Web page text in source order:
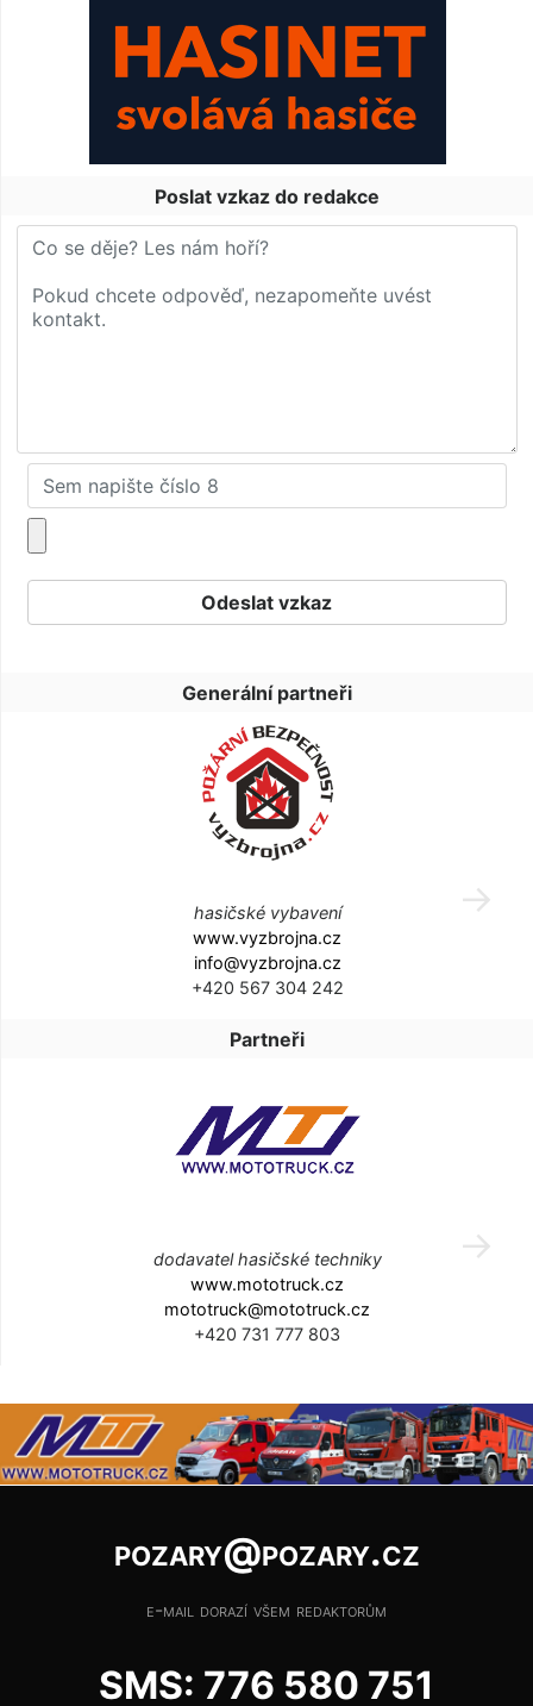
Poslat vzkaz do redakce
Generální partneři
hasičské vybavení
www.vyzbrojna.cz
info@vyzbrojna.cz
+420 567 304 242
Partneři
dodavatel hasičské techniky
www.mototruck.cz
mototruck@mototruck.cz
+420 731 777 803
pozary@pozary.cz
e-mail dorazí všem redaktorům
SMS: 776 580 751